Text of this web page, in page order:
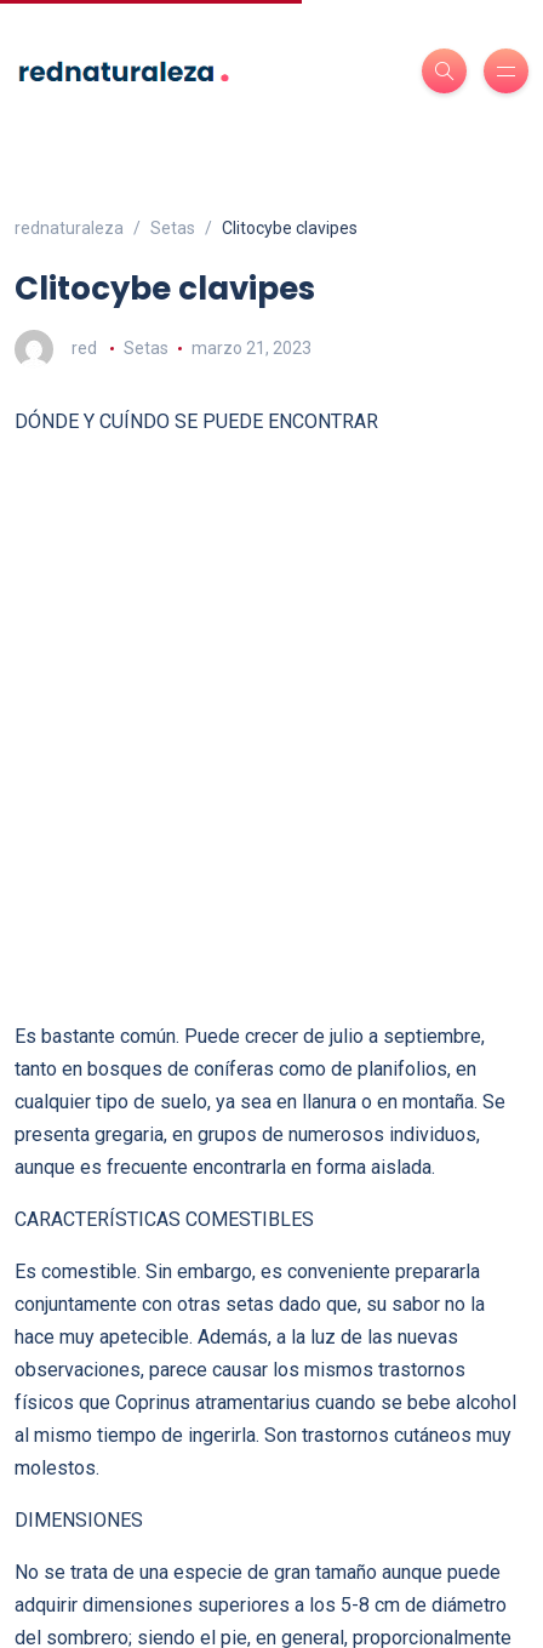
rednaturaleza Setas Clitocybe clavipes
Clitocybe clavipes
red Setas marzo 21, 2023
DÓNDE Y CUÍNDO SE PUEDE ENCONTRAR
Es bastante común. Puede crecer de julio a septiembre,
tanto en bosques de coníferas como de planifolios, en
cualquier tipo de suelo, ya sea en llanura o en montaña. Se
presenta gregaria, en grupos de numerosos individuos,
aunque es frecuente encontrarla en forma aislada.
CARACTERÍSTICAS COMESTIBLES
Es comestible. Sin embargo, es conveniente prepararla
conjuntamente con otras setas dado que, su sabor no la
hace muy apetecible. Además, a la luz de las nuevas
observaciones, parece causar los mismos trastornos
físicos que Coprinus atramentarius cuando se bebe alcohol
al mismo tiempo de ingerirla. Son trastornos cutáneos muy
molestos.
DIMENSIONES
No se trata de una especie de gran tamaño aunque puede
adquirir dimensiones superiores a los 5-8 cm de diámetro
del sombrero; siendo el pie, en general, proporcionalmente